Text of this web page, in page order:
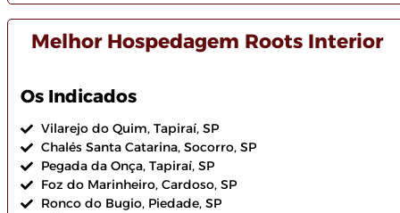
Melhor Hospedagem Roots Interior
Os Indicados
Vilarejo do Quim, Tapiraí, SP
Chalés Santa Catarina, Socorro, SP
Pegada da Onça, Tapiraí, SP
Foz do Marinheiro, Cardoso, SP
Ronco do Bugio, Piedade, SP